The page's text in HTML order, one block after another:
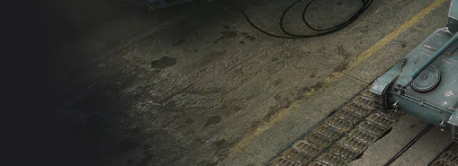
Güncellemeler
Tankopedi
Müzik
Başarılar
Adil Oyun Politikası
Wargaming.net Game Center